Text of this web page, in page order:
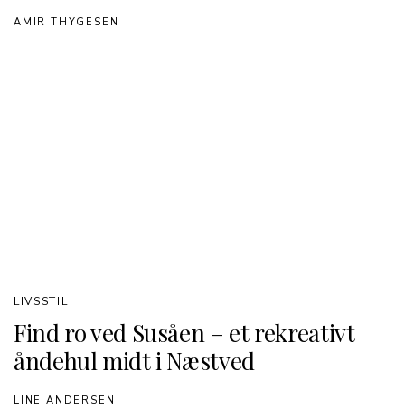
AMIR THYGESEN
Find ro ved Susåen – et rekreativt
åndehul midt i Næstved
LIVSSTIL
LINE ANDERSEN